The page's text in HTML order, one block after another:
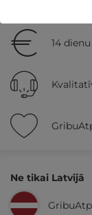
14 dienu
Ne tikai Latvijā